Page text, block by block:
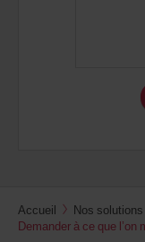
Accueil
Nos
Demander à ce que l’on